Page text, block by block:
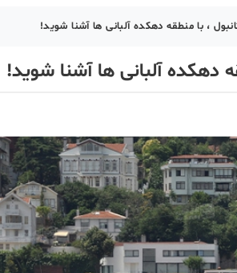
، با منطقه دهکده آلبانی ها آشنا شوید!
دهکده آلبانی ها آشنا شوید!